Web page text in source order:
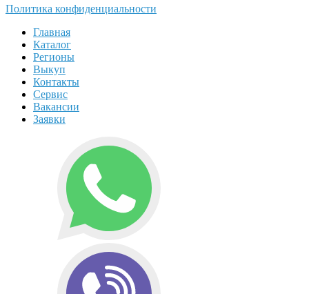
Политика конфиденциальности
Главная
Каталог
Регионы
Выкуп
Контакты
Сервис
Вакансии
Заявки